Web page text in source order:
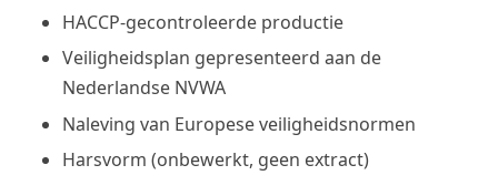
HACCP-gecontroleerde productie
Veiligheidsplan gepresenteerd aan de
Nederlandse NVWA
Naleving van Europese veiligheidsnormen
Harsvorm (onbewerkt, geen extract)